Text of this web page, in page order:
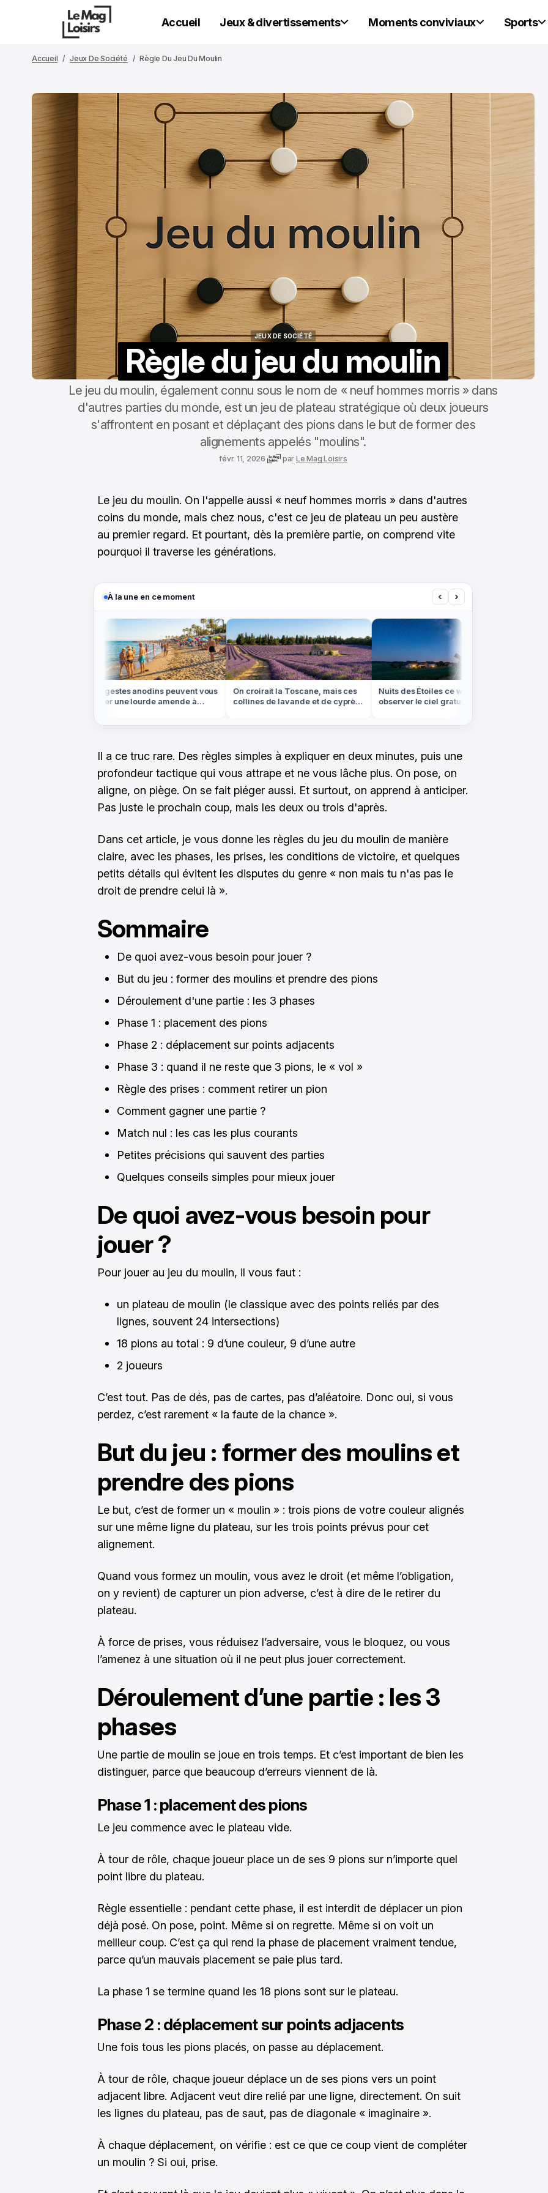
Accueil Jeux & divertissements Moments conviviaux Sports
Accueil Jeux De Société Règle Du Jeu Du Moulin
JEUX DE SOCIÉTÉ
Règle du jeu du moulin
Le jeu du moulin, également connu sous le nom de « neuf hommes morris » dans
d'autres parties du monde, est un jeu de plateau stratégique où deux joueurs
s'affrontent en posant et déplaçant des pions dans le but de former des
alignements appelés "moulins".
févr. 11, 2026 par Le Mag Loisirs
Le jeu du moulin. On l'appelle aussi « neuf hommes morris » dans d'autres
coins du monde, mais chez nous, c'est ce jeu de plateau un peu austère
au premier regard. Et pourtant, dès la première partie, on comprend vite
pourquoi il traverse les générations.
À la une en ce moment ‹ ›
Ces gestes anodins peuvent vous
coûter une lourde amende à
On croirait la Toscane, mais ces
collines de lavande et de cyprès
Nuits des Étoiles ce week-end: où
observer le ciel gratuitement
Ni
banc
Il a ce truc rare. Des règles simples à expliquer en deux minutes, puis une
profondeur tactique qui vous attrape et ne vous lâche plus. On pose, on
aligne, on piège. On se fait piéger aussi. Et surtout, on apprend à anticiper.
Pas juste le prochain coup, mais les deux ou trois d'après.
Dans cet article, je vous donne les règles du jeu du moulin de manière
claire, avec les phases, les prises, les conditions de victoire, et quelques
petits détails qui évitent les disputes du genre « non mais tu n'as pas le
droit de prendre celui là ».
Sommaire
De quoi avez-vous besoin pour jouer ?
But du jeu : former des moulins et prendre des pions
Déroulement d'une partie : les 3 phases
Phase 1 : placement des pions
Phase 2 : déplacement sur points adjacents
Phase 3 : quand il ne reste que 3 pions, le « vol »
Règle des prises : comment retirer un pion
Comment gagner une partie ?
Match nul : les cas les plus courants
Petites précisions qui sauvent des parties
Quelques conseils simples pour mieux jouer
De quoi avez-vous besoin pour
jouer ?
Pour jouer au jeu du moulin, il vous faut :
un plateau de moulin (le classique avec des points reliés par des
lignes, souvent 24 intersections)
18 pions au total : 9 d’une couleur, 9 d’une autre
2 joueurs
C’est tout. Pas de dés, pas de cartes, pas d’aléatoire. Donc oui, si vous
perdez, c’est rarement « la faute de la chance ».
But du jeu : former des moulins et
prendre des pions
Le but, c’est de former un « moulin » : trois pions de votre couleur alignés
sur une même ligne du plateau, sur les trois points prévus pour cet
alignement.
Quand vous formez un moulin, vous avez le droit (et même l’obligation,
on y revient) de capturer un pion adverse, c’est à dire de le retirer du
plateau.
À force de prises, vous réduisez l’adversaire, vous le bloquez, ou vous
l’amenez à une situation où il ne peut plus jouer correctement.
Déroulement d’une partie : les 3
phases
Une partie de moulin se joue en trois temps. Et c’est important de bien les
distinguer, parce que beaucoup d’erreurs viennent de là.
Phase 1 : placement des pions
Le jeu commence avec le plateau vide.
À tour de rôle, chaque joueur place un de ses 9 pions sur n’importe quel
point libre du plateau.
Règle essentielle : pendant cette phase, il est interdit de déplacer un pion
déjà posé. On pose, point. Même si on regrette. Même si on voit un
meilleur coup. C’est ça qui rend la phase de placement vraiment tendue,
parce qu’un mauvais placement se paie plus tard.
La phase 1 se termine quand les 18 pions sont sur le plateau.
Phase 2 : déplacement sur points adjacents
Une fois tous les pions placés, on passe au déplacement.
À tour de rôle, chaque joueur déplace un de ses pions vers un point
adjacent libre. Adjacent veut dire relié par une ligne, directement. On suit
les lignes du plateau, pas de saut, pas de diagonale « imaginaire ».
À chaque déplacement, on vérifie : est ce que ce coup vient de compléter
un moulin ? Si oui, prise.